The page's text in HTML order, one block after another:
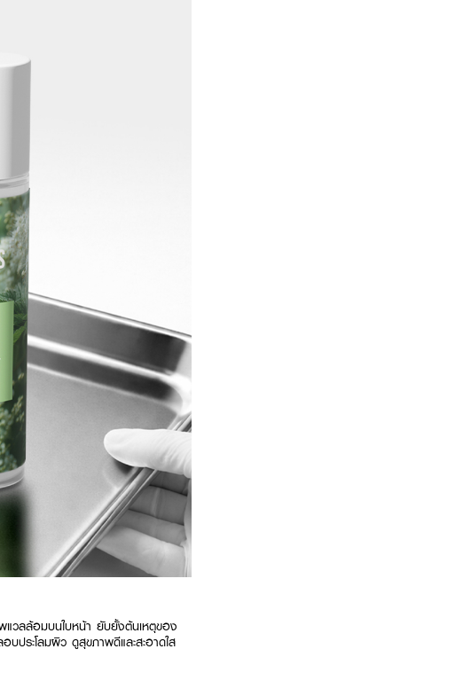
ลล้อมบนใบหน้า ยับยั้งต้นเหตุของ
ประโลมผิว ดูสุขภาพดีและสะอาดใส